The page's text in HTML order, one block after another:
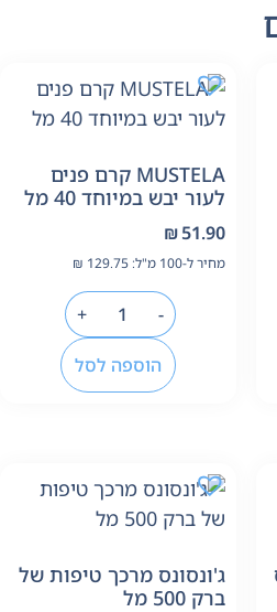
MUSTELA קרם פנים
לעור יבש במיוחד 40 מל
₪51.90
מחיר ל-100 מ"ל: ₪129.75
-
הוספה לסל
ג'ונסונס מרכך טיפות של
ברק 500 מל